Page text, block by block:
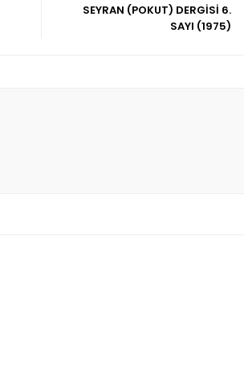
SEYRAN (POKUT) DERGİSİ 6.
SAYI (1975)